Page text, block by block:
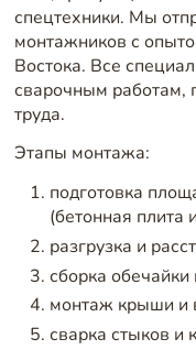
спецтехники. Мы
монтажников с
Востока. Все
сварочным работам,
труда.
Этапы монтажа:
подготовка
(бетонная плита
разгрузка и
сборка
монтаж крыши и
сварка стыков и